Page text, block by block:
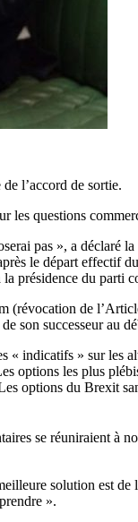
l’accord de sortie.
les questions
pas », a déclaré
le départ effectif
présidence du parti
(révocation de
son successeur au
indicatifs » sur les
options les plus
options du Brexit
se réuniraient à
solution est
».